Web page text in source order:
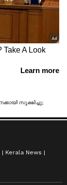
Kerala News